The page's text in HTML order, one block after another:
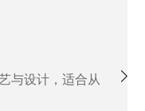
与设计，适合从